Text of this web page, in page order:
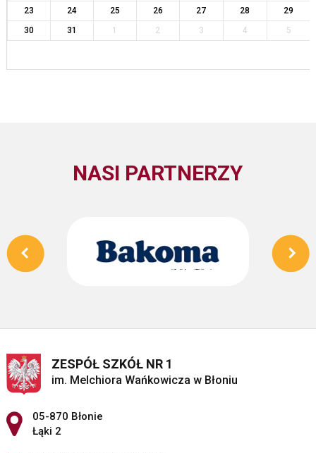
23
24 25 26 27 28
29
30
31 1 2 3 4 5
NASI PARTNERZY
ZESPÓŁ SZKÓŁ NR 1
im. Melchiora Wańkowicza w Błoniu
Adres pocztowy:
05-870 Błonie
Łąki 2